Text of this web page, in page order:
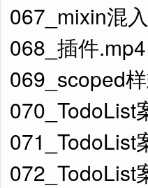
067_mixin混
068_插件.mp4
069_scoped
070_TodoList
071_TodoList
072_TodoList